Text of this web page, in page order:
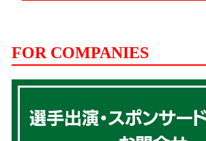
FOR COMPANIES